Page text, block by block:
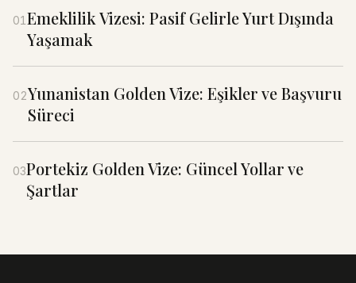
01 Emeklilik Vizesi: Pasif Gelirle Yurt Dışında
Yaşamak
02Yunanistan Golden Vize: Eşikler ve Başvuru
Süreci
03Portekiz Golden Vize: Güncel Yollar ve
Şartlar